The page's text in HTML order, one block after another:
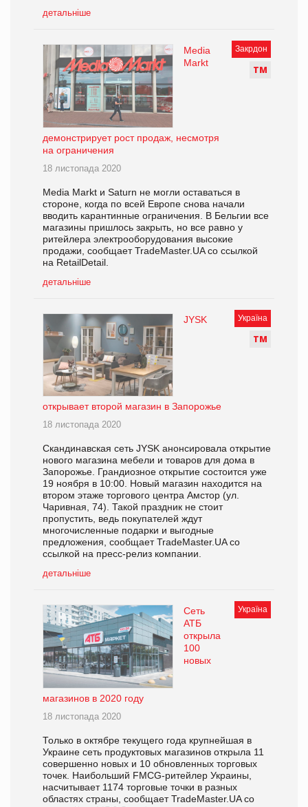
детальніше
Закрдон
ТМ
Media
Markt
демонстрирует рост продаж, несмотря
на ограничения
18 листопада 2020
Media Markt и Saturn не могли оставаться в
стороне, когда по всей Европе снова начали
вводить карантинные ограничения. В Бельгии все
магазины пришлось закрыть, но все равно у
ритейлера электрооборудования высокие
продажи, сообщает TradeMaster.UA со ссылкой
на RetailDetail.
детальніше
Україна
ТМ
JYSK
открывает второй магазин в Запорожье
18 листопада 2020
Скандинавская сеть JYSK анонсировала открытие
нового магазина мебели и товаров для дома в
Запорожье. Грандиозное открытие состоится уже
19 ноября в 10:00. Новый магазин находится на
втором этаже торгового центра Амстор (ул.
Чаривная, 74). Такой праздник не стоит
пропустить, ведь покупателей ждут
многочисленные подарки и выгодные
предложения, сообщает TradeMaster.UA со
ссылкой на пресс-релиз компании.
детальніше
Україна
Сеть
АТБ
открыла
100
новых
магазинов в 2020 году
18 листопада 2020
Только в октябре текущего года крупнейшая в
Украине сеть продуктовых магазинов открыла 11
совершенно новых и 10 обновленных торговых
точек. Наибольший FMCG-ритейлер Украины,
насчитывает 1174 торговые точки в разных
областях страны, сообщает TradeMaster.UA со